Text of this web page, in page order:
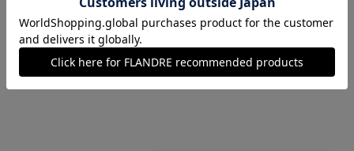
在庫あり
11(11号) 在庫なし